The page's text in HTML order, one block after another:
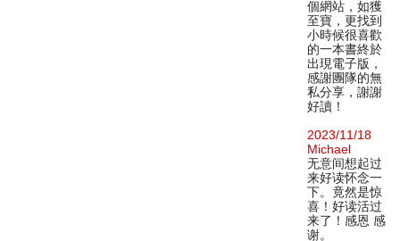
個網站，如獲
至寶，更找到
小時候很喜歡
的一本書終於
出現電子版，
感謝團隊的無
私分享，謝謝
好讀！
2023/11/18
Michael
无意间想起过
来好读怀念一
下。竟然是惊
喜！好读活过
来了！感恩 感
谢。